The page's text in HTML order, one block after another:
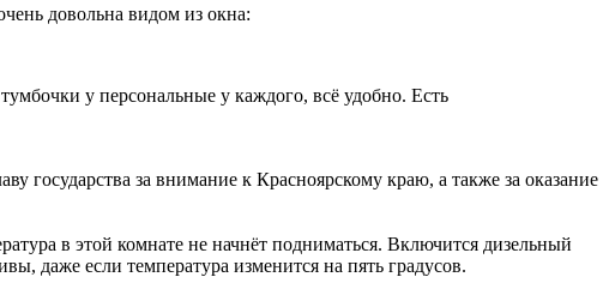
довольна видом из окна:
у персональные у каждого, всё удобно. Есть
государства за внимание к Красноярскому краю, а также за оказание
в этой комнате не начнёт подниматься. Включится дизельный
даже если температура изменится на пять градусов.